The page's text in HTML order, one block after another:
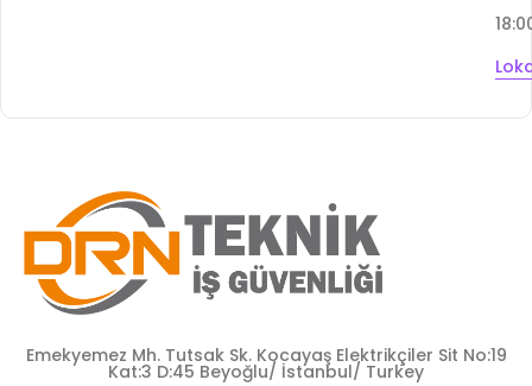
Emekyemez Mh. Tutsak Sk. Kocayaş Elektrikçiler Sit No:19
Kat:3 D:45 Beyoğlu/ İstanbul/ Turkey